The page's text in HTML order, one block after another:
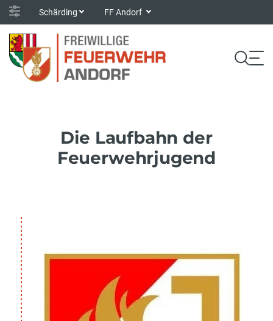
Schärding FF Andorf
Die Laufbahn der
Feuerwehrjugend